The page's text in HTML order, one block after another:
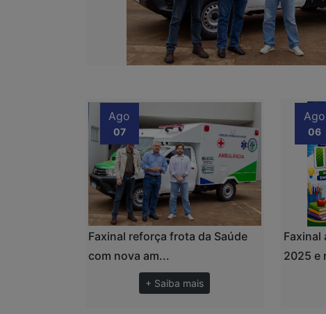
Ago
07
Faxinal reforça frota da Saúde
com nova am...
+ Saiba mais
Ago
06
Faxinal
2025 e